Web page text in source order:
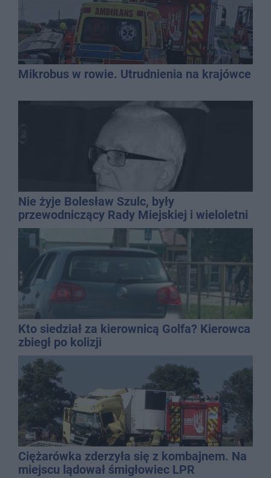
Mikrobus w rowie. Utrudnienia na krajówce
Nie żyje Bolesław Szulc, były
przewodniczący Rady Miejskiej i wieloletni
dyrektor SP 14
Kto siedział za kierownicą Golfa? Kierowca
zbiegł po kolizji
Ciężarówka zderzyła się z kombajnem. Na
miejscu lądował śmigłowiec LPR